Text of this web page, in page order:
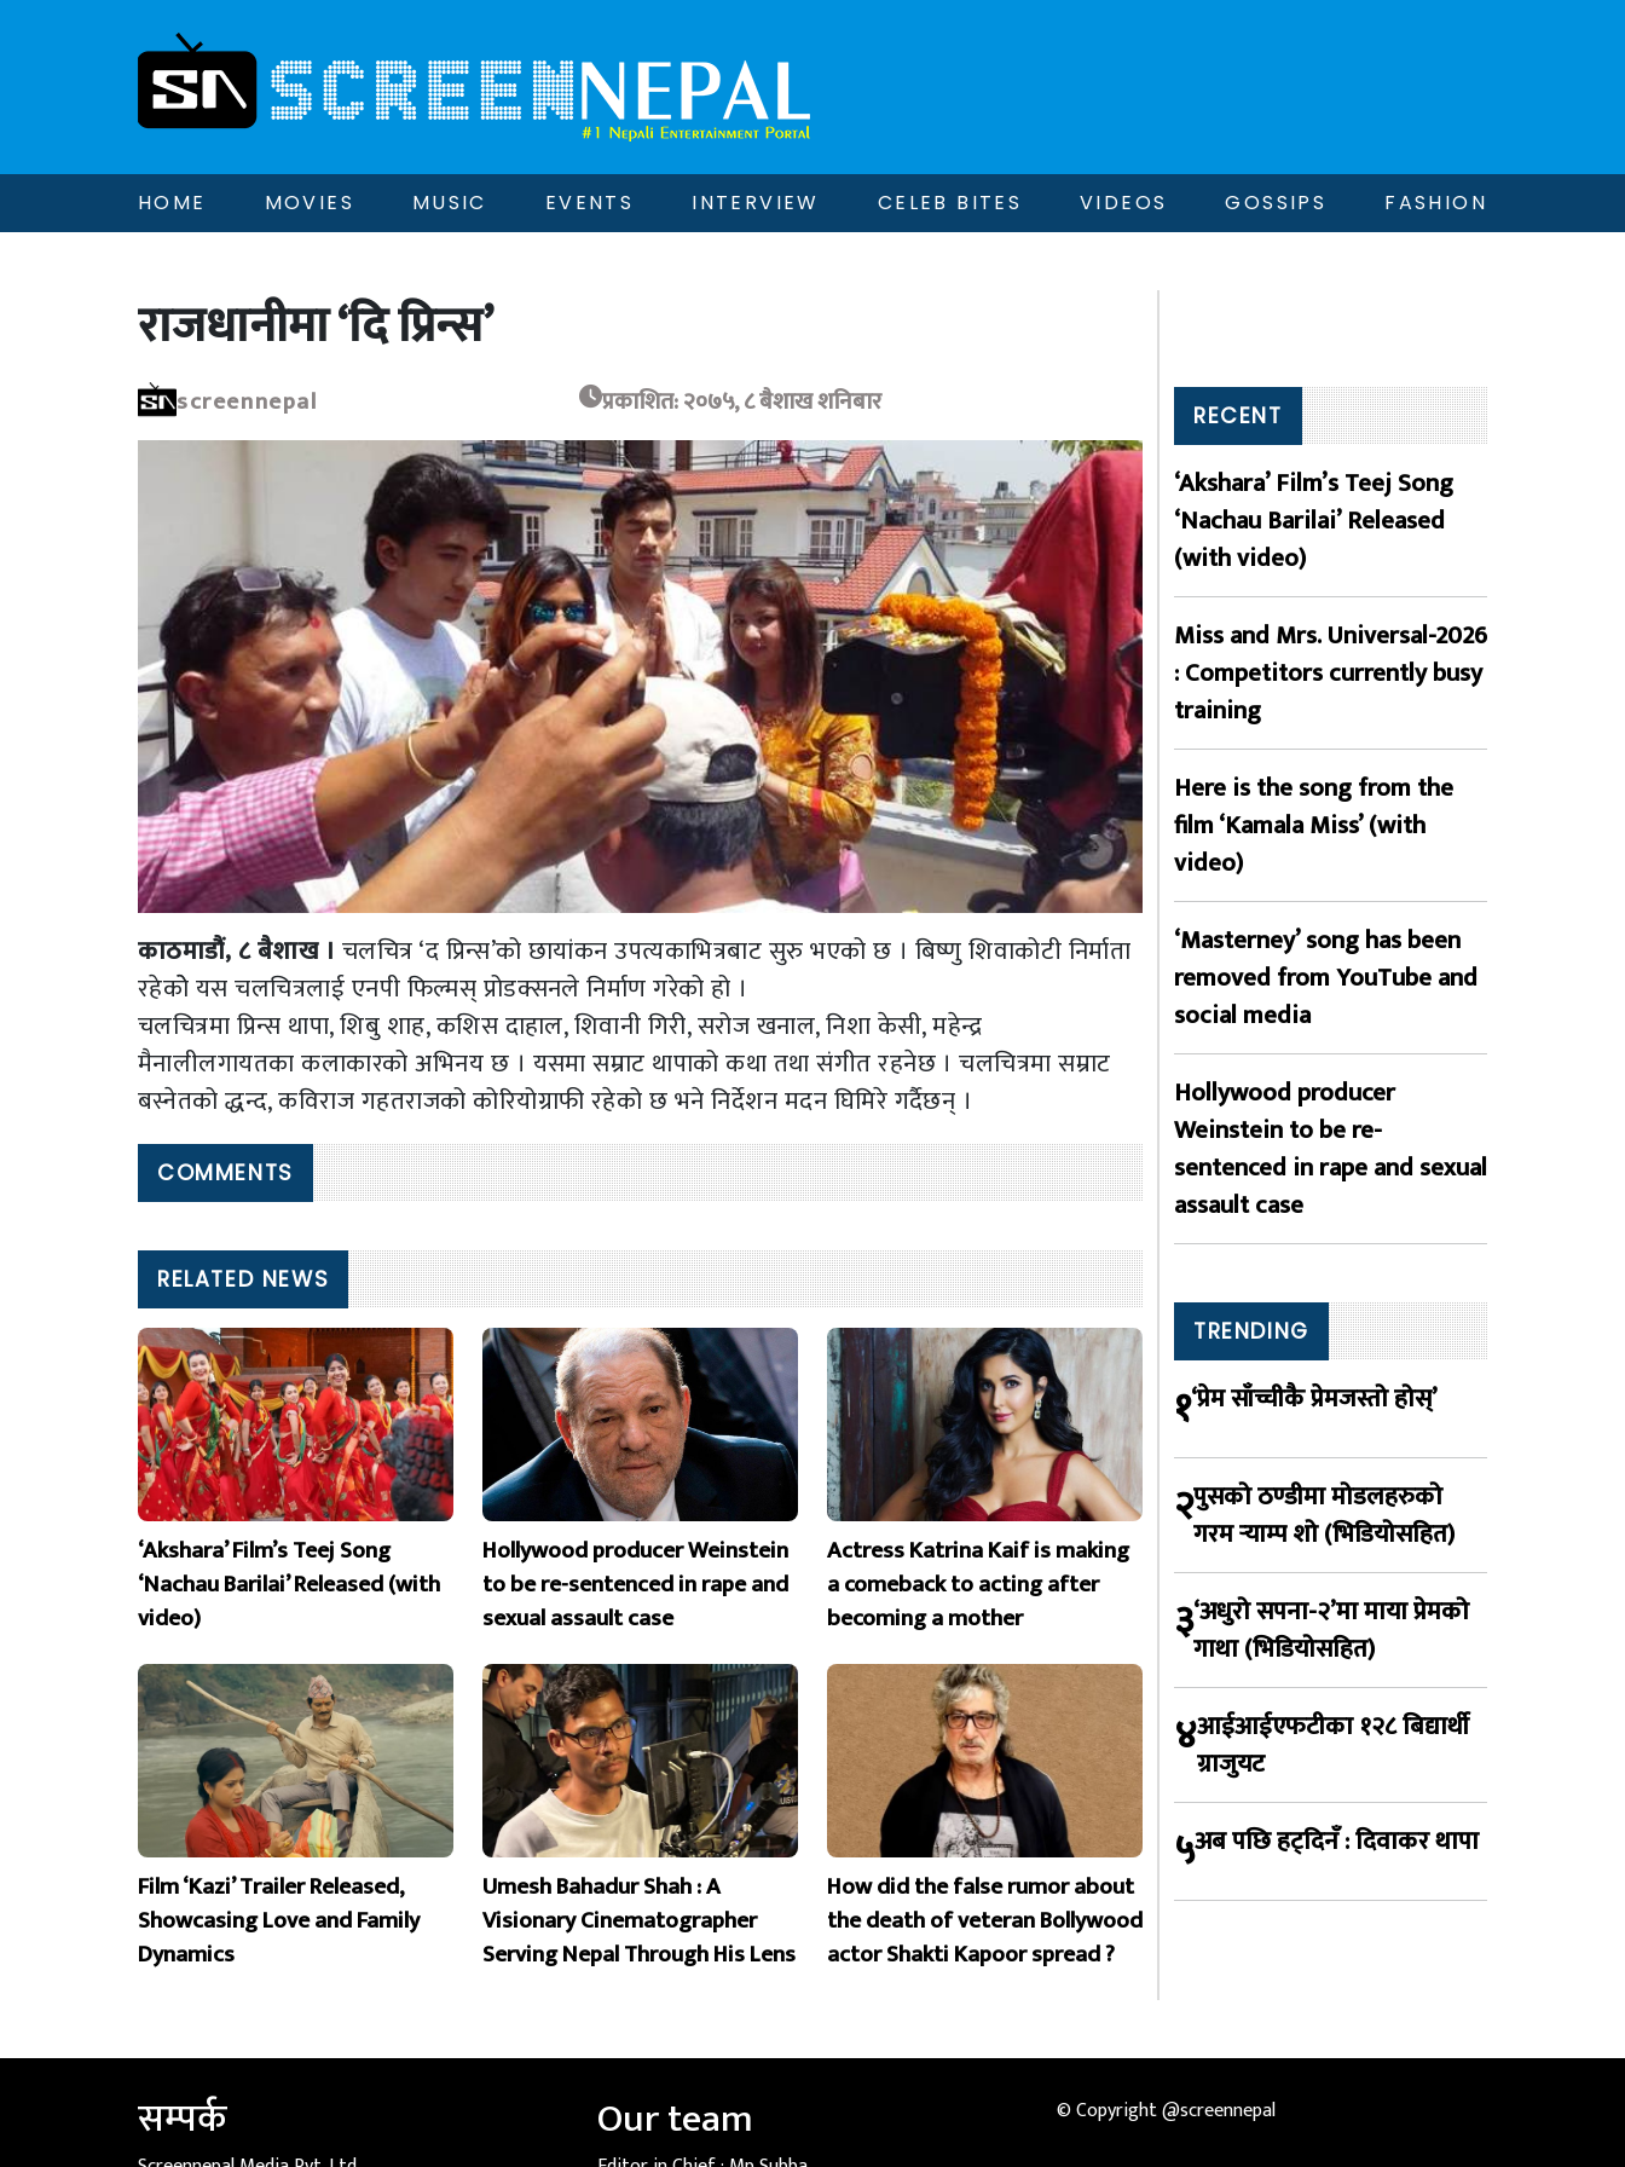
HOME MOVIES MUSIC EVENTS INTERVIEW CELEB BITES VIDEOS GOSSIPS FASHION
राजधानीमा ‘दि प्रिन्स’
screennepal प्रकाशित: २०७५, ८ बैशाख शनिबार
काठमाडौं, ८ बैशाख । चलचित्र ‘द प्रिन्स’को छायांकन उपत्यकाभित्रबाट सुरु भएको छ । बिष्णु शिवाकोटी निर्माता
रहेकोे यस चलचित्रलाई एनपी फिल्मस् प्रोडक्सनले निर्माण गरेको हो ।
चलचित्रमा प्रिन्स थापा, शिबु शाह, कशिस दाहाल, शिवानी गिरी, सरोज खनाल, निशा केसी, महेन्द्र
मैनालीलगायतका कलाकारको अभिनय छ । यसमा सम्राट थापाको कथा तथा संगीत रहनेछ । चलचित्रमा सम्राट
बस्नेतको द्धन्द, कविराज गहतराजको कोरियोग्राफी रहेको छ भने निर्देशन मदन घिमिरे गर्दैछन् ।
COMMENTS
RELATED NEWS
‘Akshara’ Film’s Teej Song
‘Nachau Barilai’ Released (with
video)
Hollywood producer Weinstein
to be re-sentenced in rape and
sexual assault case
Actress Katrina Kaif is making
a comeback to acting after
becoming a mother
Film ‘Kazi’ Trailer Released,
Showcasing Love and Family
Dynamics
Umesh Bahadur Shah : A
Visionary Cinematographer
Serving Nepal Through His Lens
How did the false rumor about
the death of veteran Bollywood
actor Shakti Kapoor spread ?
RECENT
‘Akshara’ Film’s Teej Song
‘Nachau Barilai’ Released
(with video)
Miss and Mrs. Universal-2026
: Competitors currently busy
training
Here is the song from the
film ‘Kamala Miss’ (with
video)
‘Masterney’ song has been
removed from YouTube and
social media
Hollywood producer
Weinstein to be re-
sentenced in rape and sexual
assault case
TRENDING
१‘प्रेम साँच्चीकै प्रेमजस्तो होस्’
२पुसको ठण्डीमा मोडलहरुको
गरम र्‍याम्प शो (भिडियोसहित)
३‘अधुरो सपना-२’मा माया प्रेमको
गाथा (भिडियोसहित)
४आईआईएफटीका १२८ बिद्यार्थी
ग्राजुयट
५अब पछि हट्दिनँ : दिवाकर थापा
सम्पर्क Our team © Copyright @screennepal